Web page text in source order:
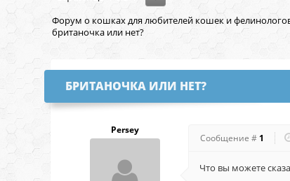
Форум о кошках для любителей кошек и
британочка или нет?
БРИТАНОЧКА ИЛИ НЕТ?
Persey
Сообщение # 1
Что вы можете